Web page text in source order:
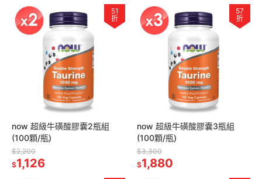
51
折
now 超級牛磺酸膠囊2瓶組
(100顆/瓶)
$2,200
$1,126
57
折
now 超級牛磺酸膠囊3瓶組
(100顆/瓶)
$3,300
$1,880